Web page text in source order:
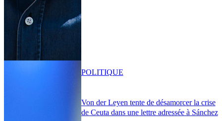
Von der Leyen tente de désamorcer la crise
de Ceuta dans une lettre adressée à Sánchez
POLITIQUE